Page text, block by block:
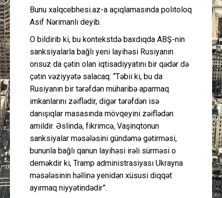
Bunu xalqcebhesi.az-a açıqlamasında politoloq
Asif Nərimanlı deyib.
O bildirib ki, bu kontekstdə baxdıqda ABŞ-nin
sanksiyalarla bağlı yeni layihəsi Rusiyanın
onsuz da çətin olan iqtisadiyyatını bir qədər də
çətin vəziyyətə salacaq: “Təbii ki, bu da
Rusiyanın bir tərəfdən müharibə aparmaq
imkanlarını zəiflədir, digər tərəfdən isə
danışıqlar masasında mövqeyini zəiflədən
amildir. Əslində, fikrimcə, Vaşinqtonun
sanksiyalar məsələsini gündəmə gətirməsi,
bununla bağlı qanun layihəsi irəli sürməsi o
deməkdir ki, Tramp administrasiyası Ukrayna
məsələsinin həllinə yenidən xüsusi diqqət
ayırmaq niyyətindədir”.